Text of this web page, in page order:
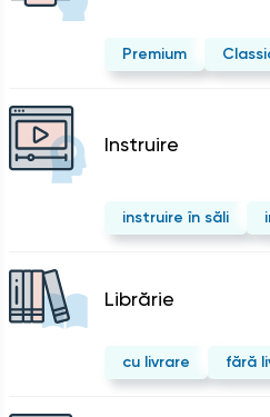
Premium
Instruire
instruire în săli
Librărie
cu livrare fără